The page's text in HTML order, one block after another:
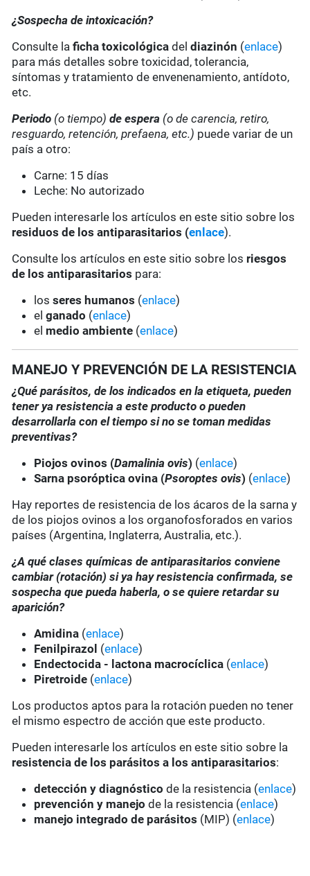
¿Sospecha de intoxicación?
Consulte laficha toxicológica deldiazinón (enlace)
para más detalles sobre toxicidad, tolerancia,
síntomas y tratamiento de envenenamiento, antídoto,
etc.
Periodo (o tiempo) de espera (o de carencia, retiro,
resguardo, retención, prefaena, etc.) puede variar de un
país a otro:
Carne: 15 días
Leche: No autorizado
Pueden interesarle los artículos en este sitio sobre los
residuos de los antiparasitarios (enlace).
Consulte los artículos en este sitio sobre los riesgos
de los antiparasitarios para:
losseres humanos (enlace)
elganado (enlace)
el medio ambiente (enlace)
MANEJO Y PREVENCIÓN DE LA RESISTENCIA
¿Qué parásitos, de los indicados en la etiqueta, pueden
tener ya resistencia a este producto o pueden
desarrollarla con el tiempo si no se toman medidas
preventivas?
Piojos ovinos (Damalinia ovis) (enlace)
Sarna psoróptica ovina (Psoroptes ovis) (enlace)
Hay reportes de resistencia de los ácaros de la sarna y
de los piojos ovinos a los organofosforados en varios
países (Argentina, Inglaterra, Australia, etc.).
¿A qué clases químicas de antiparasitarios conviene
cambiar (rotación) si ya hay resistencia confirmada, se
sospecha que pueda haberla, o se quiere retardar su
aparición?
Amidina (enlace)
Fenilpirazol (enlace)
Endectocida - lactona macrocíclica (enlace)
Piretroide (enlace)
Los productos aptos para la rotación pueden no tener
el mismo espectro de acción que este producto.
Pueden interesarle los artículos en este sitio sobre la
resistencia de los parásitos a los antiparasitarios:
detección y diagnóstico de la resistencia (enlace)
prevención y manejo de la resistencia (enlace)
manejo integrado de parásitos (MIP) (enlace)